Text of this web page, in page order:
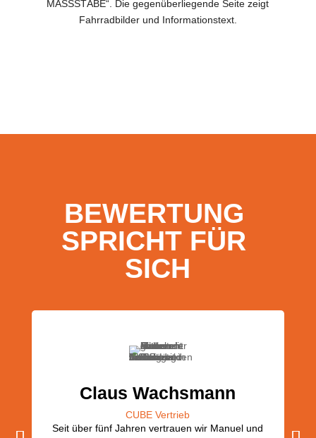
BEWERTUNG
SPRICHT FÜR
SICH
Claus Wachsmann
CUBE Vertrieb
Seit über fünf Jahren vertrauen wir Manuel und